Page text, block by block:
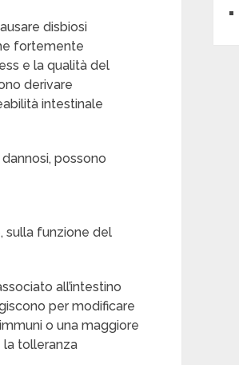
disbiosi
fortemente
e la qualità del
derivare
intestinale
possono
sulla funzione del
all’intestino
per modificare
o una maggiore
la tolleranza